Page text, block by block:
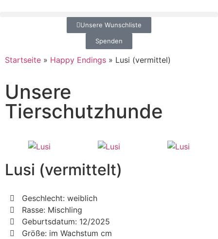
Unsere Wunschliste
Spenden
Startseite » Happy Endings » Lusi (vermittel)
Unsere
Tierschutzhunde
Lusi (vermittelt)
Geschlecht: weiblich
Rasse: Mischling
Geburtsdatum: 12/2025
Größe: im Wachstum cm